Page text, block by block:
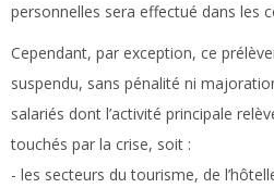
personnelles sera effectué dans les
Cependant, par exception, ce
suspendu, sans pénalité ni
salariés dont l’activité principale
touchés par la crise, soit :
- les secteurs du tourisme, de